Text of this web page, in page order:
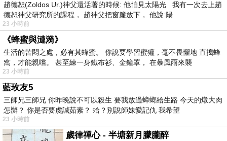
趙德恕(Zoldos Ur.)神父還活著的時候: 他怕見太陽光 我有一次去上趙
德恕神父研究所的課程， 趙神父把窗簾放下， 他說:陽
23 小時前
《蜂蜜與漣漪》
生活的苦悶之處，必有其蜂蜜。 你說要學習蜜獾，毫不畏懼地 直搗蜂
窩，才能親嚐。 甚至練一身鐵布衫、金鐘罩， 在暴風雨來襲
23 小時前
藍玫友5
三師兄三師兄 你昨晚說不可以殺生 要我放過蟑螂給生路 今天的燉大肉
怎辦？ 你是否要虔誠茹素？ 蛤？別說師妹愛記仇 我希望
23 小時前
歲律禪心 - 半塘新月朦朧醉